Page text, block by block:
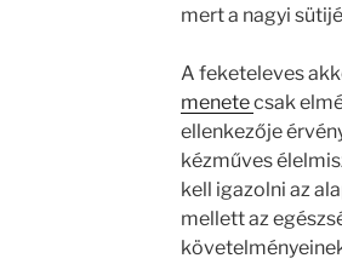
mert a nagyi
A feketeleves
menetecsak
ellenkezője
kézműves
kell igazolni az
mellett az